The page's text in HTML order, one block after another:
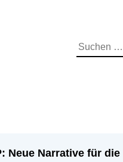
Suchen
nach:
2026: Wechsel-Geld.
Neue Narrative für die
Die Kluft im Kopf